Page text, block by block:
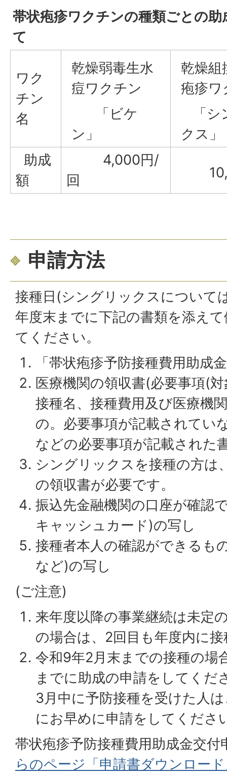
帯状疱疹ワクチンの種類ごとの助
て
ワク
チン
名
乾燥弱毒生水
痘ワクチン
「ビケ
ン」
乾燥組
疱疹ワ
「シ
クス」
助成
額
4,000円/
回
申請方法
接種日(シングリックスについて
年度末までに下記の書類を添え
てください。
「帯状疱疹予防接種費用助成
医療機関の領収書(必要事項(
接種名、接種費用及び医療機
の。必要事項が記載されてい
などの必要事項が記載された
シングリックスを接種の方は
の領収書が必要です。
振込先金融機関の口座が確認
キャッシュカード)の写し
接種者本人の確認ができるも
など)の写し
(ご注意)
来年度以降の事業継続は未定
の場合は、2回目も年度内に
令和9年2月末までの接種の場
までに助成の申請をしてくだ
3月中に予防接種を受けた人
にお早めに申請をしてくださ
帯状疱疹予防接種費用助成金交付
らのページ「申請書ダウンロー